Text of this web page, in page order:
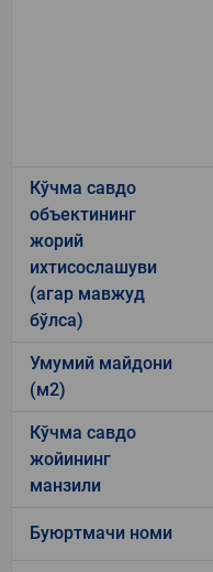
Кўчма савдо
объектининг
жорий
ихтисослашуви
(агар мавжуд
бўлса)
Умумий майдони
(м2)
Кўчма савдо
жойининг
манзили
Буюртмачи номи